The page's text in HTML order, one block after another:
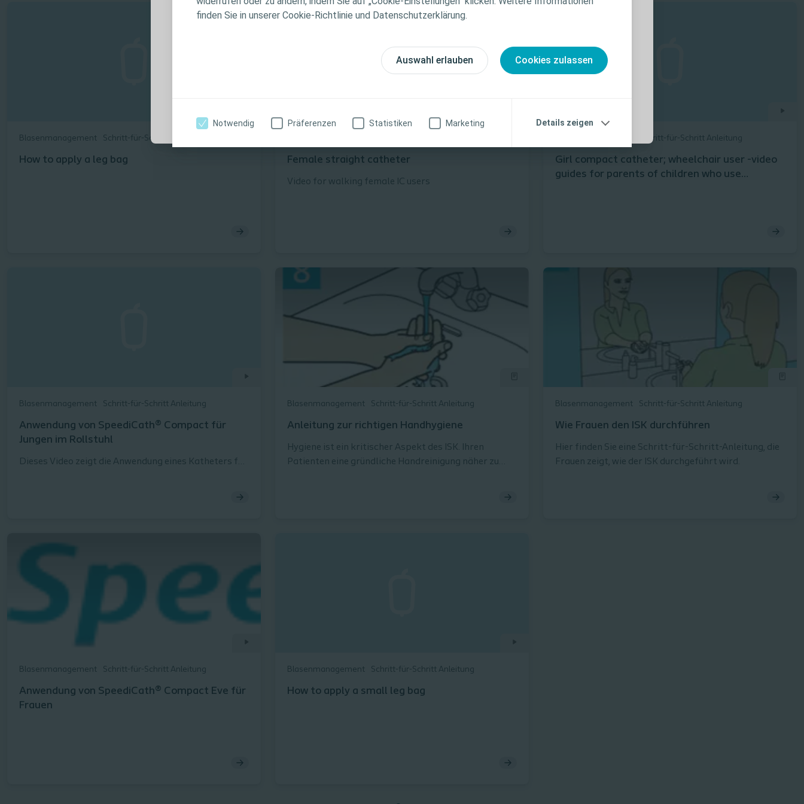
finden Sie in unserer Cookie-Richtlinie und Datenschutzerklärung.
Auswahl erlauben Cookies zulassen
Notwendig Präferenzen Statistiken Marketing Details zeigen
Produktinformationen zu den vorgestellten Produkten, einschließlich
Blasenmanagement Schritt-für-Schritt Anleitung
How to apply a leg bag Female straight catheter
Video for walking female IC users
Schritt-für-Schritt Anleitung
Girl compact catheter; wheelchair user -video
guides for parents of children who use
Blasenmanagement Schritt-für-Schritt Anleitung
Anwendung von SpeediCath® Compact für
Jungen im Rollstuhl
Dieses Video zeigt die Anwendung eines Katheters für
Blasenmanagement Schritt-für-Schritt Anleitung
Anleitung zur richtigen Handhygiene
Hygiene ist ein kritischer Aspekt des ISK. Ihren
Patienten eine gründliche Handreinigung näher zu
Blasenmanagement Schritt-für-Schritt Anleitung
Wie Frauen den ISK durchführen
Hier finden Sie eine Schritt-für-Schritt-Anleitung, die
Frauen zeigt, wie der ISK durchgeführt wird.
Blasenmanagement Schritt-für-Schritt Anleitung
Anwendung von SpeediCath® Compact Eve für
Frauen
Blasenmanagement Schritt-für-Schritt Anleitung
How to apply a small leg bag